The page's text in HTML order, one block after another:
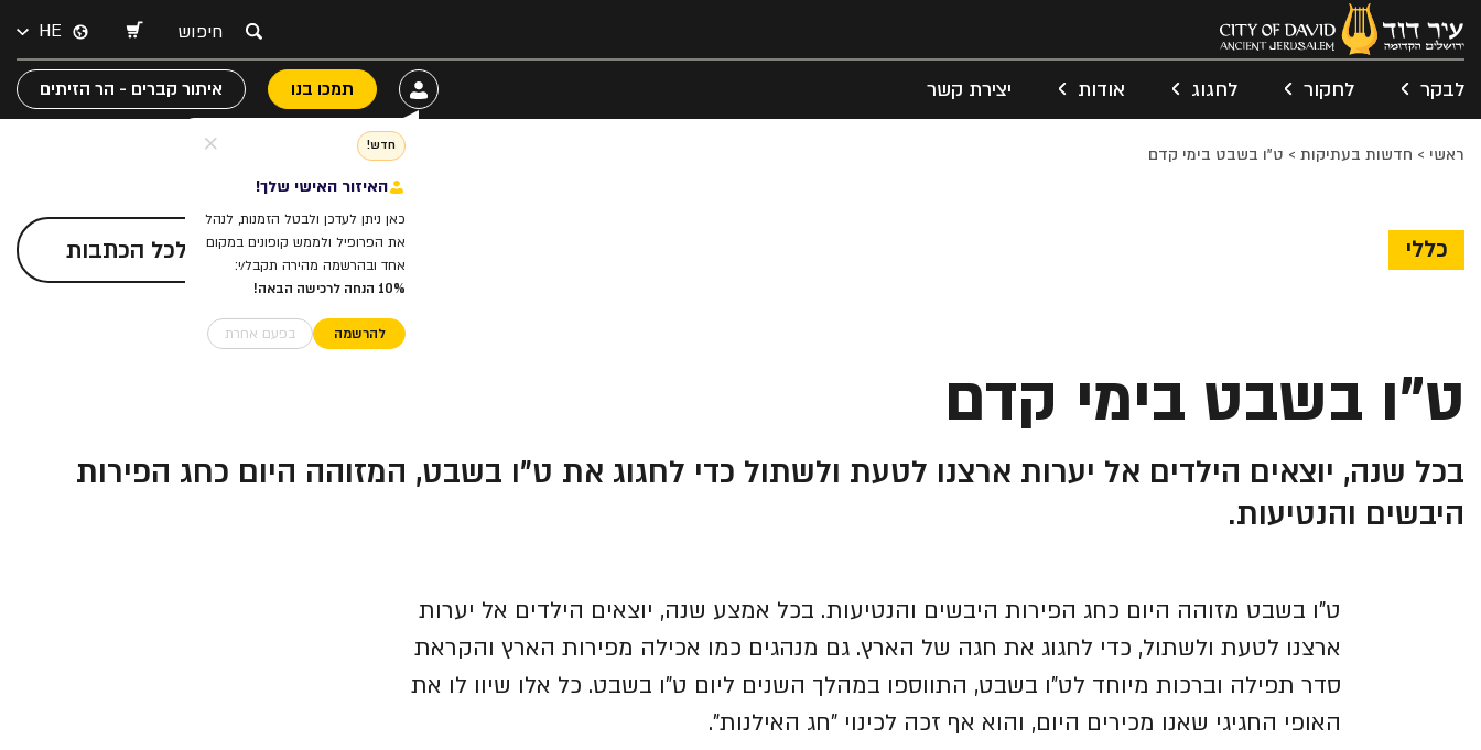
HE
לבקר לחקור לחגוג אודות יצירת קשר
חדש!
האיזור האישי שלך!
כאן ניתן לעדכן ולבטל הזמנות, לנהל
את הפרופיל ולממש קופונים במקום
אחד ובהרשמה מהירה תקבל/י:
10% הנחה לרכישה הבאה!
להרשמה בפעם אחרת
תמכו בנו איתור קברים - הר הזיתים
ראשי > חדשות בעתיקות > ט"ו בשבט בימי קדם
כללי לכל הכתבות
ט"ו בשבט בימי קדם
בכל שנה, יוצאים הילדים אל יערות ארצנו לטעת ולשתול כדי לחגוג את ט"ו בשבט, המזוהה היום כחג הפירות
היבשים והנטיעות.
ט"ו בשבט מזוהה היום כחג הפירות היבשים והנטיעות. בכל אמצע שנה, יוצאים הילדים אל יערות
ארצנו לטעת ולשתול, כדי לחגוג את חגה של הארץ. גם מנהגים כמו אכילה מפירות הארץ והקראת
סדר תפילה וברכות מיוחד לט"ו בשבט, התווספו במהלך השנים ליום ט"ו בשבט. כל אלו שיוו לו את
האופי החגיגי שאנו מכירים היום, והוא אף זכה לכינוי "חג האילנות".